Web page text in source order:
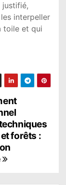
justifié,
interpeller
toile et qui
forêts :